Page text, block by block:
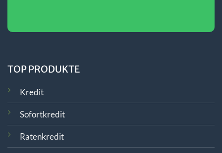
TOP PRODUKTE
Kredit
Sofortkredit
Ratenkredit